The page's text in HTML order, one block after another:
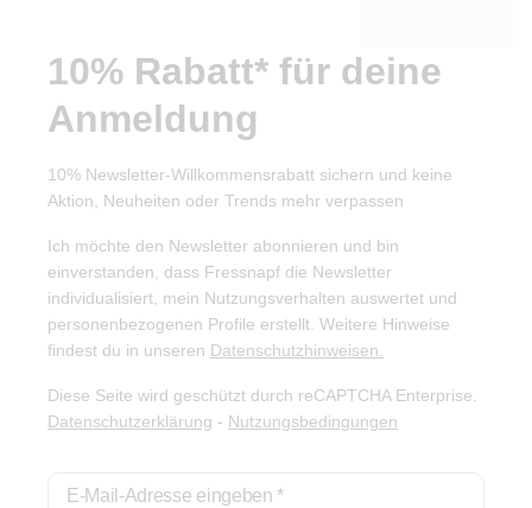
10% Rabatt* für deine
Anmeldung
10% Newsletter-Willkommensrabatt sichern und keine
Aktion, Neuheiten oder Trends mehr verpassen
Ich möchte den Newsletter abonnieren und bin
einverstanden, dass Fressnapf die Newsletter
individualisiert, mein Nutzungsverhalten auswertet und
personenbezogenen Profile erstellt. Weitere Hinweise
findest du in unseren Datenschutzhinweisen.
Diese Seite wird geschützt durch reCAPTCHA Enterprise.
Datenschutzerklärung - Nutzungsbedingungen
E-Mail-Adresse eingeben *